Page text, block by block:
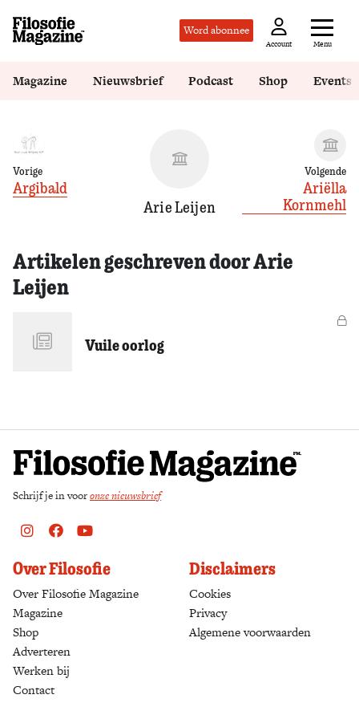
Word abonnee
Account Menu
Magazine Nieuwsbrief Podcast Shop Events
Vorige
Argibald
Arie Leijen
Volgende
Ariëlla
Kornmehl
Artikelen geschreven door Arie
Leijen
Vuile oorlog
Schrijf je in vooronze nieuwsbrief
Instagram
FacebookYoutube
Over Filosofie
Over Filosofie Magazine
Magazine
Shop
Adverteren
Werken bij
Contact
Disclaimers
Cookies
Privacy
Algemene voorwaarden